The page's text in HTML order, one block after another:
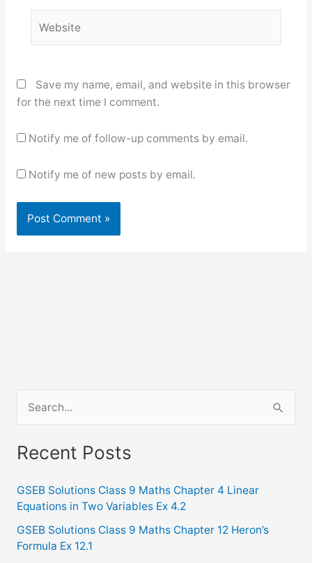
Save my name, email, and website in this browser
for the next time I comment.
Notify me of follow-up comments by email.
Notify me of new posts by email.
a
c
h
f
o
Recent Posts
GSEB Solutions Class 9 Maths Chapter 4 Linear
Equations in Two Variables Ex 4.2
GSEB Solutions Class 9 Maths Chapter 12 Heron’s
Formula Ex 12.1